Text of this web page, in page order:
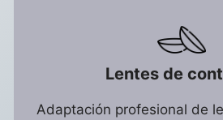
Lentes de
Adaptación profesional de